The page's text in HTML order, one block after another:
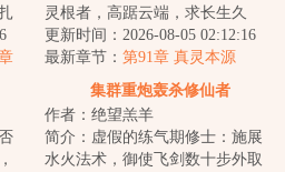
灵根者，高踞云端，求长生久
视；无灵根者，命如草芥，于红
尘老死。夏冬本是...
更新时间：2026-08-05 02:12:16
最新章节： 第91章 真灵本源
集群重炮轰杀修仙者
作者：绝望羔羊
简介：虚假的练气期修士：施展
水火法术，御使飞剑数十步外取